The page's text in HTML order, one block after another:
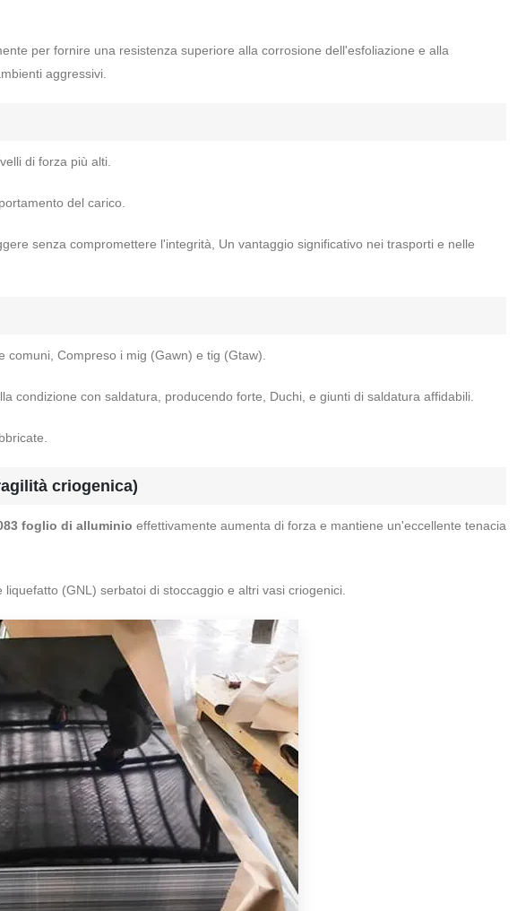
per fornire una resistenza superiore alla corrosione dell'esfoliazione e alla
aggressivi.
di forza più alti.
del carico.
senza compromettere l'integrità, Un vantaggio significativo nei trasporti e nelle
comuni, Compreso i mig (Gawn) e tig (Gtaw).
condizione con saldatura, producendo forte, Duchi, e giunti di saldatura affidabili.
criogenica)
foglio di alluminio effettivamente aumenta di forza e mantiene un'eccellente tenacia
(GNL) serbatoi di stoccaggio e altri vasi criogenici.